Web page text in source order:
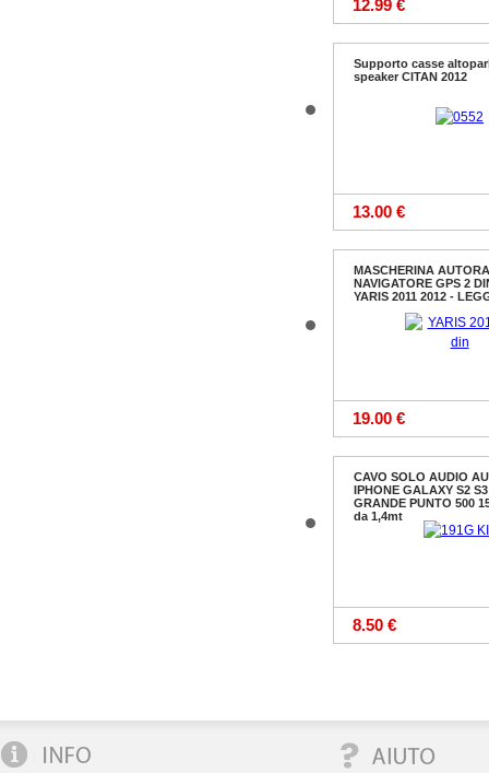
12.99 €
Supporto casse
speaker CITAN 2012
13.00 €
MASCHERINA
NAVIGATORE GPS 2
YARIS 2011 2012 -
19.00 €
CAVO SOLO AUDIO
IPHONE GALAXY S2
GRANDE PUNTO 500
da 1,4mt
8.50 €